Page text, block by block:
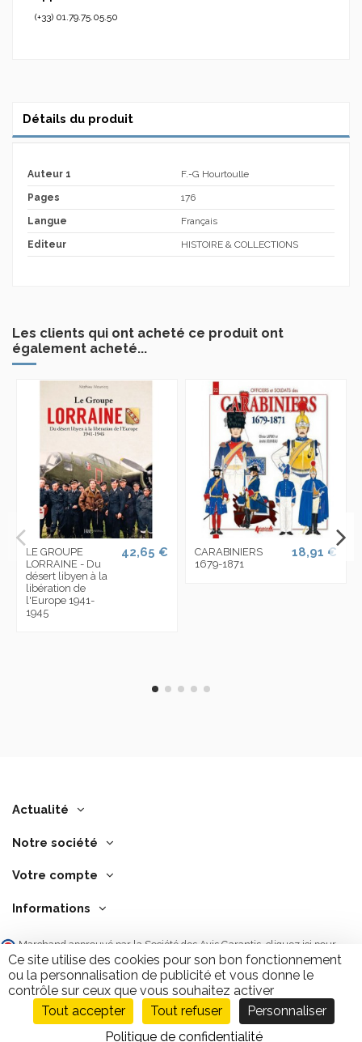
Ajouter au panier
(+33) 01.79.75.05.50
Détails du produit
Auteur 1 F.-G Hourtoulle
Pages 176
Langue Français
Editeur HISTOIRE & COLLECTIONS
Les clients qui ont acheté ce produit ont
également acheté...
LE GROUPE
LORRAINE - Du
désert libyen à la
libération de
l'Europe 1941-
1945
42,65 €
CARABINIERS
1679-1871
18,91 €
Actualité
Notre société
Votre compte
Informations
Marchand approuvé par la Société des Avis Garantis, cliquez ici pour
vérifier .
/10
Ce site utilise des cookies pour son bon fonctionnement
ou la personnalisation de publicité et vous donne le
contrôle sur ceux que vous souhaitez activer
Tout accepter
Tout refuser
Personnaliser
Politique de confidentialité